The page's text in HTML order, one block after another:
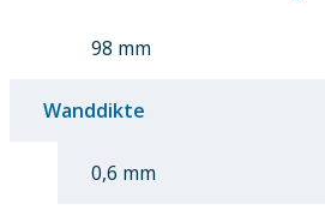
98 mm
Wanddikte
0,6 mm